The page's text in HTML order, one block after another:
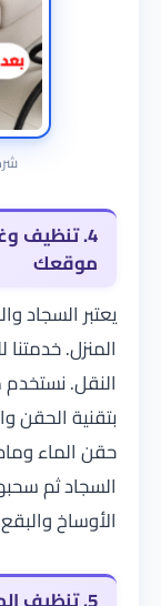
4. تنظيف
موقعك
يعتبر السجاد
المنزل.
بتقنية الحقن
حقن الماء
السجاد ثم
الأوساخ